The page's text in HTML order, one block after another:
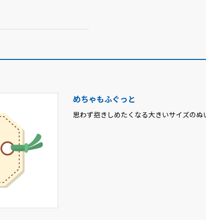
めちゃもふぐっと
思わず抱きしめたくなる大きいサイズのぬ